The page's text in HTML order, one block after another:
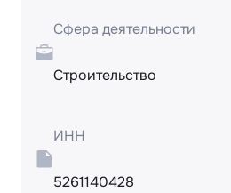
Сфера деятельности
Строительство
ИНН
5261140428